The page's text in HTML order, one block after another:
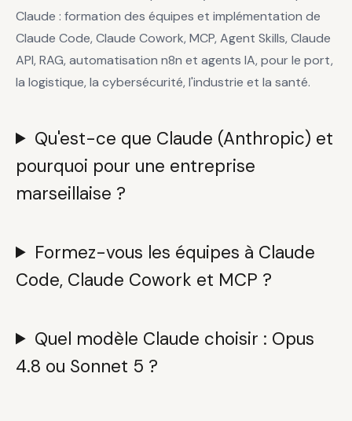
Claude : formation des équipes et implémentation de
Claude Code, Claude Cowork, MCP, Agent Skills, Claude
API, RAG, automatisation n8n et agents IA, pour le port,
la logistique, la cybersécurité, l'industrie et la santé.
Qu'est-ce que Claude (Anthropic) et
pourquoi pour une entreprise
marseillaise ?
Formez-vous les équipes à Claude
Code, Claude Cowork et MCP ?
Quel modèle Claude choisir : Opus
4.8 ou Sonnet 5 ?